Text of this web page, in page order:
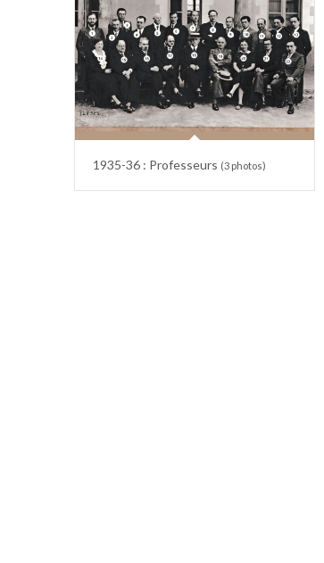
1935-36 : Professeurs (3 photos)